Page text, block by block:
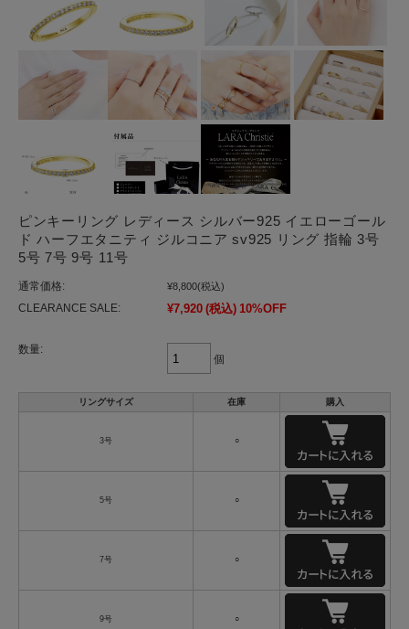
ピンキーリング レディース シルバー925 イエローゴール
ド ハーフエタニティ ジルコニア sv925 リング 指輪 3号
5号 7号 9号 11号
通常価格: ¥8,800(税込)
CLEARANCE SALE: ¥7,920 (税込) 10%OFF
数量:
個
リングサイズ 在庫 購入
3号 ○
5号 ○
7号 ○
9号 ○